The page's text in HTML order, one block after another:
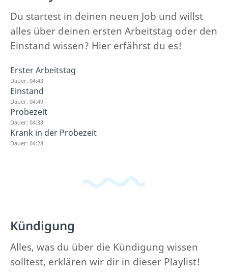
Du startest in deinen neuen Job und willst
alles über deinen ersten Arbeitstag oder den
Einstand wissen? Hier erfährst du es!
Erster Arbeitstag
Dauer: 04:43
Einstand
Dauer: 04:49
Probezeit
Dauer: 04:38
Krank in der Probezeit
Dauer: 04:28
Kündigung
Alles, was du über die Kündigung wissen
solltest, erklären wir dir in dieser Playlist!